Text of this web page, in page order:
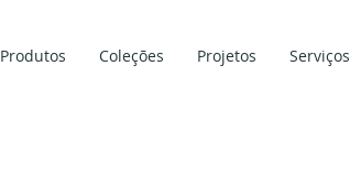
Produtos Coleções Projetos Serviços